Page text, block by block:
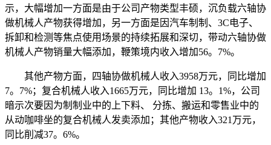
示，大幅增加一方面是由于公司产物类型丰硕，沉负载六轴协
做机械人产物获得增加，另一方面是因汽车制制、3C电子、
拆卸和检测等焦点使用场景的持续拓展和深切，带动六轴协做
机械人产物销量大幅添加，鞭策境内收入增加56。7%。
其他产物方面，四轴协做机械人收入3958万元，同比增加
7。7%；复合机械人收入1665万元，同比增加 13。1%，公司
暗示次要因为制制业中的上下料、 分拣、搬运和零售业中的
从动咖啡坐的复合机械人发卖添加；其他产物收入321万元，
同比削减37。6%。